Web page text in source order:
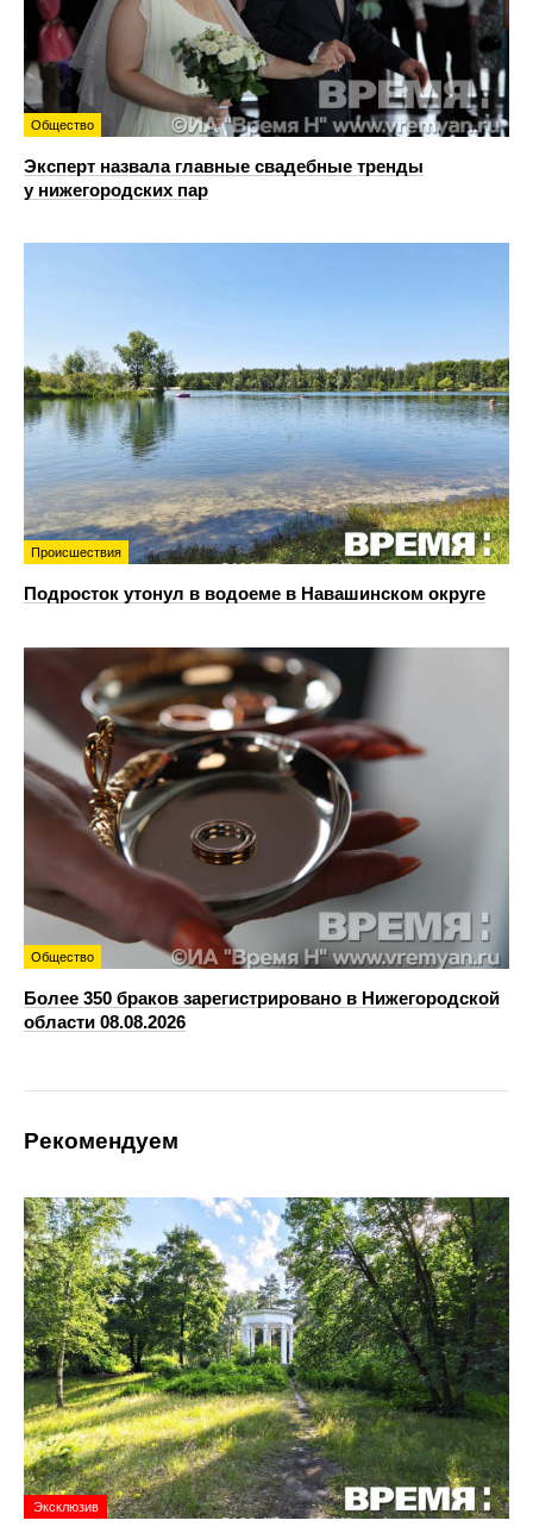
Общество
Эксперт назвала главные свадебные тренды
у нижегородских пар
Происшествия
Подросток утонул в водоеме в Навашинском округе
Общество
Более 350 браков зарегистрировано в Нижегородской
области 08.08.2026
Рекомендуем
Эксклюзив